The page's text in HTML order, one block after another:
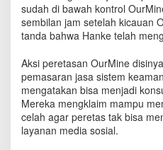
D
i
r
t
a
s
O
u
r
M
sudah di bawah kontrol
sembilan jam setelah kicauan
tanda bahwa Hanke telah
Aksi peretasan OurMine
pemasaran jasa sistem
mengatakan bisa menjadi
Mereka mengklaim mampu
celah agar peretas tak bisa
layanan media sosial.